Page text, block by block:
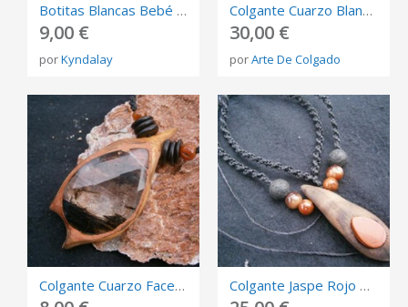
Botitas Blancas Bebé Ganchillo
9,00 €
porKyndalay
Colgante Cuarzo Blanco Solar Madera
30,00 €
porArte De Colgado
Colgante Cuarzo Facetado Incrustado En Madera Colgante Jaspe Rojo Madera